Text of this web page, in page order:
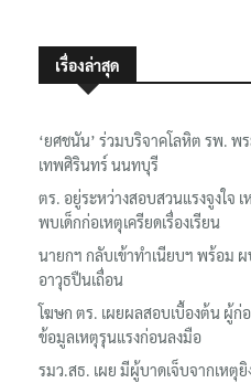
เรื่องล่าสุด
‘ยศชนัน’ ร่วมบริจาคโลหิต รพ. พร
เทพศิรินทร์ นนทบุรี
ตร. อยู่ระหว่างสอบสวนแรงจูงใจ
พบเด็กก่อเหตุเครียดเรื่องเรียน
นายกฯ กลับเข้าทำเนียบฯ พร้อม
อาวุธปืนเถื่อน
โฆษก ตร. เผยผลสอบเบื้องต้น ผู้ก่
ข้อมูลเหตุรุนแรงก่อนลงมือ
รมว.สธ. เผย มีผู้บาดเจ็บจากเหตุยิ